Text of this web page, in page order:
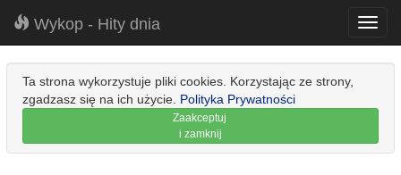
Wykop - Hity dnia
Ta strona wykorzystuje pliki cookies. Korzystając ze strony,
zgadzasz się na ich użycie. Polityka Prywatności
Zaakceptuj
i zamknij